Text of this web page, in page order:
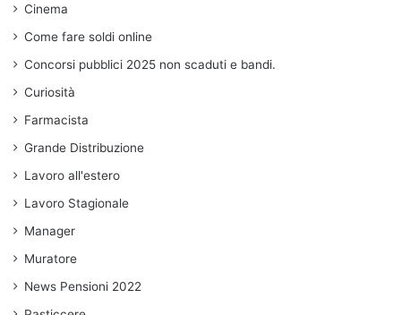
Cinema
Come fare soldi online
Concorsi pubblici 2025 non scaduti e bandi.
Curiosità
Farmacista
Grande Distribuzione
Lavoro all'estero
Lavoro Stagionale
Manager
Muratore
News Pensioni 2022